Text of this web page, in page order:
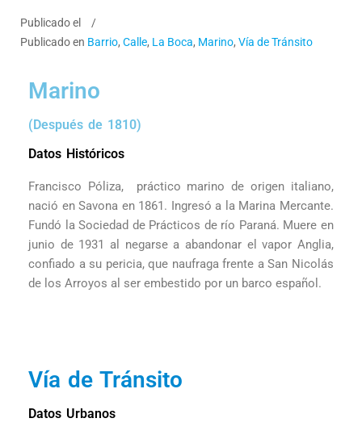
Publicado el
Publicado en Barrio, Calle, La Boca, Marino, Vía de Tránsito
Marino
(Después de 1810)
Datos Históricos
Francisco Póliza, práctico marino de origen italiano,
nació en Savona en 1861. Ingresó a la Marina Mercante.
Fundó la Sociedad de Prácticos de río Paraná. Muere en
junio de 1931 al negarse a abandonar el vapor Anglia,
confiado a su pericia, que naufraga frente a San Nicolás
de los Arroyos al ser embestido por un barco español.
Vía de Tránsito
Datos Urbanos